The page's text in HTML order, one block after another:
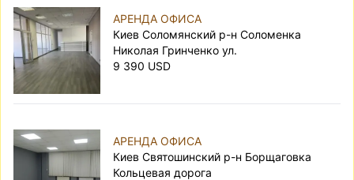
АРЕНДА ОФИСА
Киев Соломянский р-н Соломенка
Николая Гринченко ул.
9 390 USD
АРЕНДА ОФИСА
Киев Святошинский р-н Борщаговка
Кольцевая дорога